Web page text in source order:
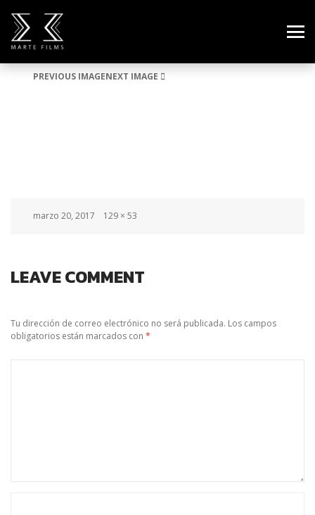
PREVIOUS IMAGENEXT IMAGE
Posted
marzo 20, 2017
Full
129 × 53
LEAVE COMMENT
Tu dirección de correo electrónico no será publicada. Los campos
obligatorios están marcados con *